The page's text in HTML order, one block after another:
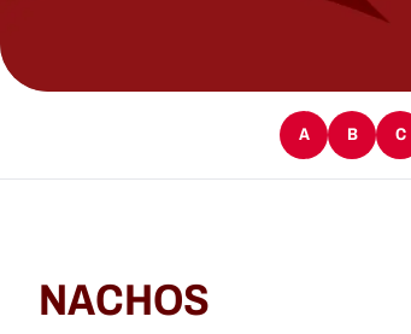
A B C
NACHOS